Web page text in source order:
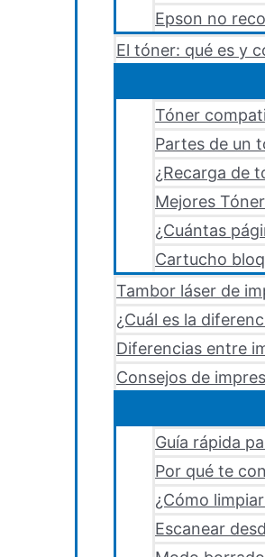
Epson no
El tóner: qué es y
Tóner
Partes de un
¿Recarga de
Mejores
¿Cuántas
Cartucho
Tambor láser de
¿Cuál es la
Diferencias entre
Consejos de
Guía rápida
Por qué te
¿Cómo
Escanear